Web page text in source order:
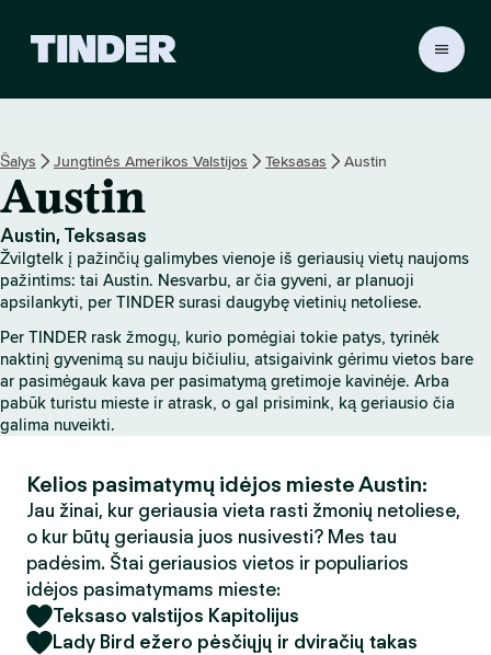
R
r
i
n
n
i
s
Šalys Jungtinės Amerikos Valstijos Teksasas Austin
Austin
Austin, Teksasas
Žvilgtelk į pažinčių galimybes vienoje iš geriausių vietų naujoms
pažintims: tai Austin. Nesvarbu, ar čia gyveni, ar planuoji
apsilankyti, per TINDER surasi daugybę vietinių netoliese.
Per TINDER rask žmogų, kurio pomėgiai tokie patys, tyrinėk
naktinį gyvenimą su nauju bičiuliu, atsigaivink gėrimu vietos bare
ar pasimėgauk kava per pasimatymą gretimoje kavinėje. Arba
pabūk turistu mieste ir atrask, o gal prisimink, ką geriausio čia
galima nuveikti.
Kelios pasimatymų idėjos mieste Austin:
Jau žinai, kur geriausia vieta rasti žmonių netoliese,
o kur būtų geriausia juos nusivesti? Mes tau
padėsim. Štai geriausios vietos ir populiarios
idėjos pasimatymams mieste:
Teksaso valstijos Kapitolijus
Lady Bird ežero pėsčiųjų ir dviračių takas